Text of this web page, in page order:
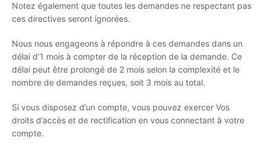
Notez également que toutes les demandes ne respectant pas
ces directives seront ignorées.
Nous nous engageons à répondre à ces demandes dans un
délai d’1 mois à compter de la réception de la demande. Ce
délai peut être prolongé de 2 mois selon la complexité et le
nombre de demandes reçues, soit 3 mois au total.
Si vous disposez d’un compte, vous pouvez exercer Vos
droits d’accès et de rectification en vous connectant à votre
compte.